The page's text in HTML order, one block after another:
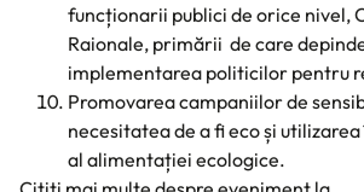
funcționarii publici de orice nivel,
Raionale, primării de care
implementarea politicilor pentru
Promovarea campaniilor de
necesitatea de a fi eco și
al alimentației ecologice.